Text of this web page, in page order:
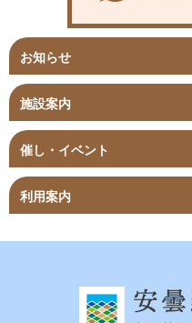
お知らせ
施設案内
催し・イベント
利用案内